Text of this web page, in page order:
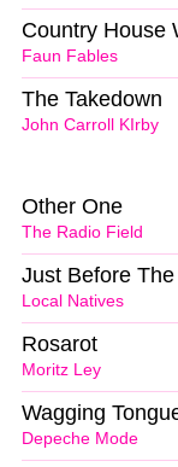
Faun Fables
Country House
John Carroll KIrby
The Takedown
The Radio Field
Other One
Local Natives
Just Before
Moritz Ley
Rosarot
Depeche Mode
Wagging